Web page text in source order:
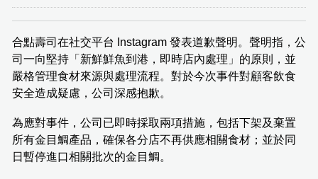
合點壽司在社交平台 Instagram 發表道歉聲明。聲明指，公
司一向堅持「新鮮鮮魚到港，即時店內處理」的原則，並
嚴格管理食材來源與處理流程。對於今次事件對顧客飲食
安全造成疑慮，公司深感抱歉。
為應對事件，公司已即時採取兩項措施，包括下架及棄置
所有金目鯛產品，確保各分店不再供應相關食材；並於同
日暫停進口相關批次的金目鯛。